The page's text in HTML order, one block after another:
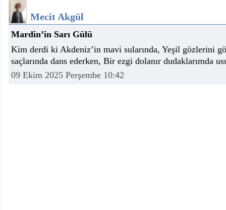
Mecit Akgül
Mardin’in Sarı Gülü
Kim derdi ki Akdeniz’in mavi sularında, Yeşil gözlerini
saçlarında dans ederken, Bir ezgi dolanır dudaklarımda
09 Ekim 2025 Perşembe 10:42